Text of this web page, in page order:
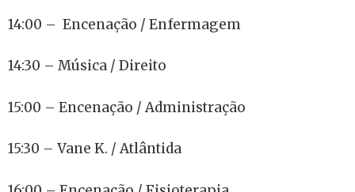
14:00 – Encenação / Enfermagem
14:30 – Música / Direito
15:00 – Encenação / Administração
15:30 – Vane K. / Atlântida